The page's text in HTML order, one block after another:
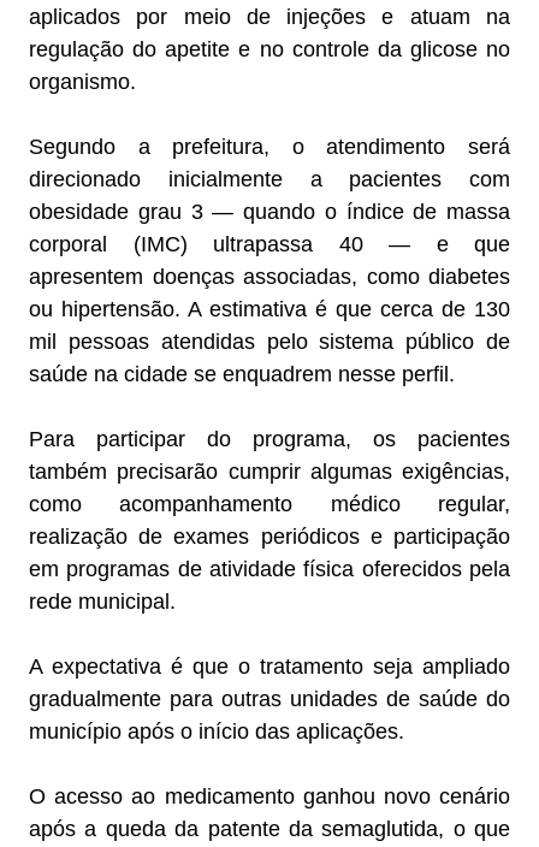
aplicados por meio de injeções e atuam na
regulação do apetite e no controle da glicose no
organismo.
Segundo a prefeitura, o atendimento será
direcionado inicialmente a pacientes com
obesidade grau 3 — quando o índice de massa
corporal (IMC) ultrapassa 40 — e que
apresentem doenças associadas, como diabetes
ou hipertensão. A estimativa é que cerca de 130
mil pessoas atendidas pelo sistema público de
saúde na cidade se enquadrem nesse perfil.
Para participar do programa, os pacientes
também precisarão cumprir algumas exigências,
como acompanhamento médico regular,
realização de exames periódicos e participação
em programas de atividade física oferecidos pela
rede municipal.
A expectativa é que o tratamento seja ampliado
gradualmente para outras unidades de saúde do
município após o início das aplicações.
O acesso ao medicamento ganhou novo cenário
após a queda da patente da semaglutida, o que